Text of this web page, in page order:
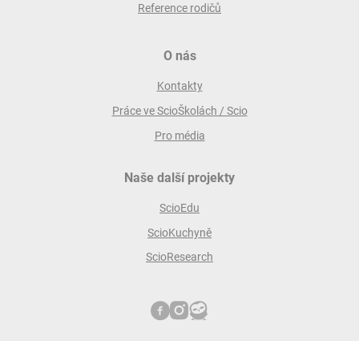
Reference rodičů
O nás
Kontakty
Práce ve ScioŠkolách / Scio
Pro média
Naše další projekty
ScioEdu
ScioKuchyně
ScioResearch